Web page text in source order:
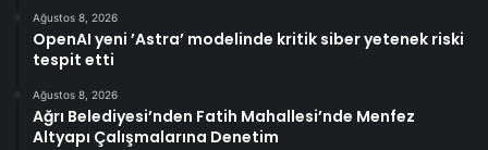
Ağustos 8, 2026
OpenAI yeni ’Astra’ modelinde kritik siber yetenek riski
tespit etti
Ağustos 8, 2026
Ağrı Belediyesi’nden Fatih Mahallesi’nde Menfez
Altyapı Çalışmalarına Denetim